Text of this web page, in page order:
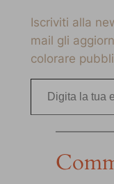
Iscriviti alla
mail gli
colorare
Digita la tua e-mail…